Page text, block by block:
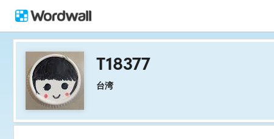
T18377
台湾